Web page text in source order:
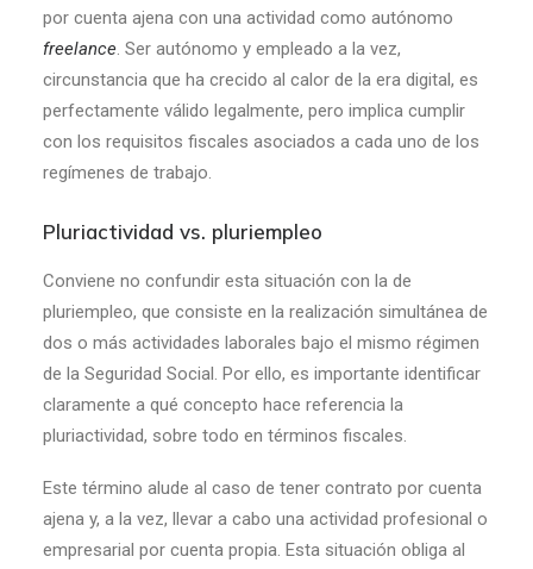
por cuenta ajena con una actividad como autónomo
freelance. Ser autónomo y empleado a la vez,
circunstancia que ha crecido al calor de la era digital, es
perfectamente válido legalmente, pero implica cumplir
con los requisitos fiscales asociados a cada uno de los
regímenes de trabajo.
Pluriactividad vs. pluriempleo
Conviene no confundir esta situación con la de
pluriempleo, que consiste en la realización simultánea de
dos o más actividades laborales bajo el mismo régimen
de la Seguridad Social. Por ello, es importante identificar
claramente a qué concepto hace referencia la
pluriactividad, sobre todo en términos fiscales.
Este término alude al caso de tener contrato por cuenta
ajena y, a la vez, llevar a cabo una actividad profesional o
empresarial por cuenta propia. Esta situación obliga al